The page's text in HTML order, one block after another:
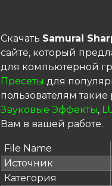
Скачать Samurai
сайте, который
для компьютерной
Пресеты для
пользователям такие
Звуковые Эффекты,
Вам в вашей работе.
File Name
Источник
Категория